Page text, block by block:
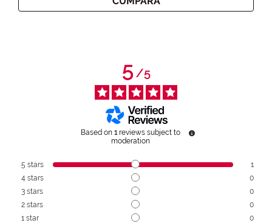
5/5
Based on 1 reviews subject to
moderation
5 stars
1
4 stars
0
3 stars
0
2 stars
0
1 star 0